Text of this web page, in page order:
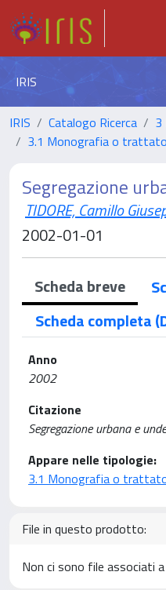
IRIS
IRIS Catalogo Ricerca
3
3.1 Monografia o
Segregazione
TIDORE, Camillo
2002-01-01
Scheda breve
Scheda completa
Anno
2002
Citazione
Segregazione urbana e
Appare nelle tipologie:
3.1 Monografia o
File in questo prodotto:
Non ci sono file associati